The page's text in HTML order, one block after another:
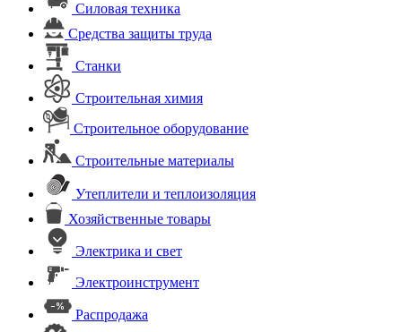
Силовая техника
Средства защиты труда
Станки
Строительная химия
Строительное оборудование
Строительные материалы
Утеплители и теплоизоляция
Хозяйственные товары
Электрика и свет
Электроинструмент
Распродажа